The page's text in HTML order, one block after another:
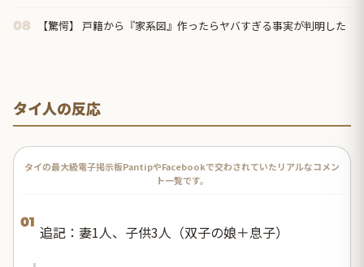
08 【驚愕】 戸籍から『家系図』作ったらヤバすぎる事実が判明した
タイ人の反応
タイの最大級電子掲示板PantipやFacebookで交わされていたリアルなコメン
ト一覧です。
01
追記：妻1人、子供3人（双子の娘＋息子）